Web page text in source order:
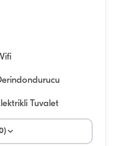
Tuvalet